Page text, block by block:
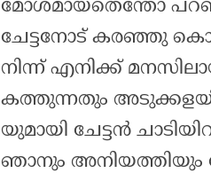
മോശമായതെന്തോ
ചേട്ടനോട് കരഞ്ഞു
നിന്ന് എനിക്ക്
കത്തുന്നതും
യുമായി ചേട്ടൻ
ഞാനും അനിയത്തിയും